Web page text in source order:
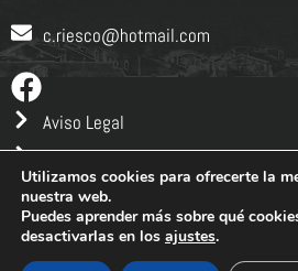
c.riesco@hotmail.com
Aviso Legal
Política de privacidad
Política de cookies
Política de calidad
talentoymedia.com
Utilizamos cookies para ofrecerte la
nuestra web.
Puedes aprender más sobre qué
desactivarlas en los ajustes.